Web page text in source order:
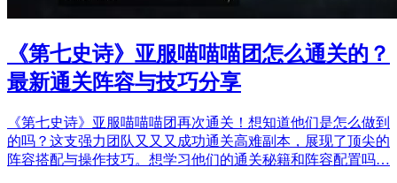
《第七史诗》亚服喵喵喵团怎么通关的？
最新通关阵容与技巧分享
《第七史诗》亚服喵喵喵团再次通关！想知道他们是怎么做到
的吗？这支强力团队又又又成功通关高难副本，展现了顶尖的
阵容搭配与操作技巧。想学习他们的通关秘籍和阵容配置吗…